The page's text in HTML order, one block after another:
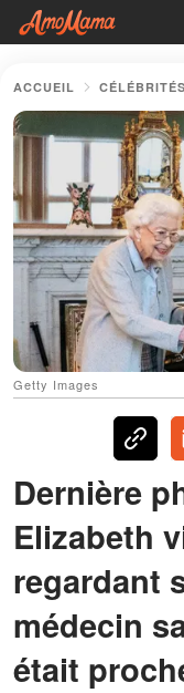
ACCUEIL CÉLÉBRITÉS
Getty Images
Dernière
Elizabeth
regardant
médecin
était